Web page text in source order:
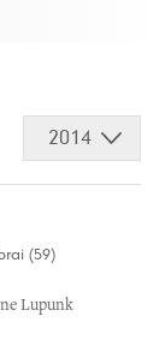
2014
(59)
Lupunk